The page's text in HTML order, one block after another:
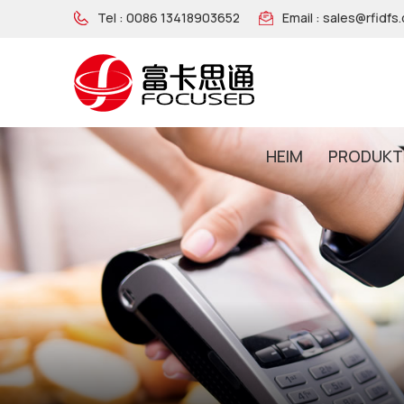
Tel : 0086 13418903652 Email :
HEIM